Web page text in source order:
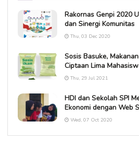
Rakornas Genpi 2020
dan Sinergi Komunitas
Thu, 03 Dec 2020
Sosis Basuke,
Ciptaan Lima
Thu, 29 Jul 2021
HDI dan Sekolah SPI
Ekonomi dengan Web
Wed, 07 Oct 2020